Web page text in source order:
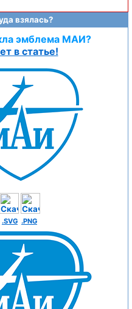
взялась?
эмблема МАИ?
в статье!
.SVG .PNG